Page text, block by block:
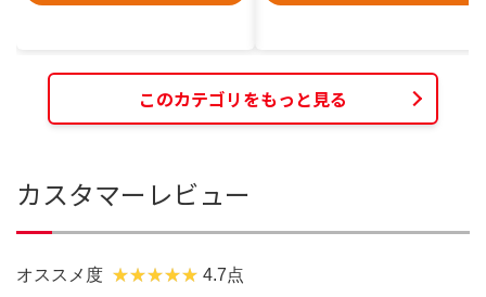
このカテゴリをもっと見る
カスタマーレビュー
オススメ度 4.7点